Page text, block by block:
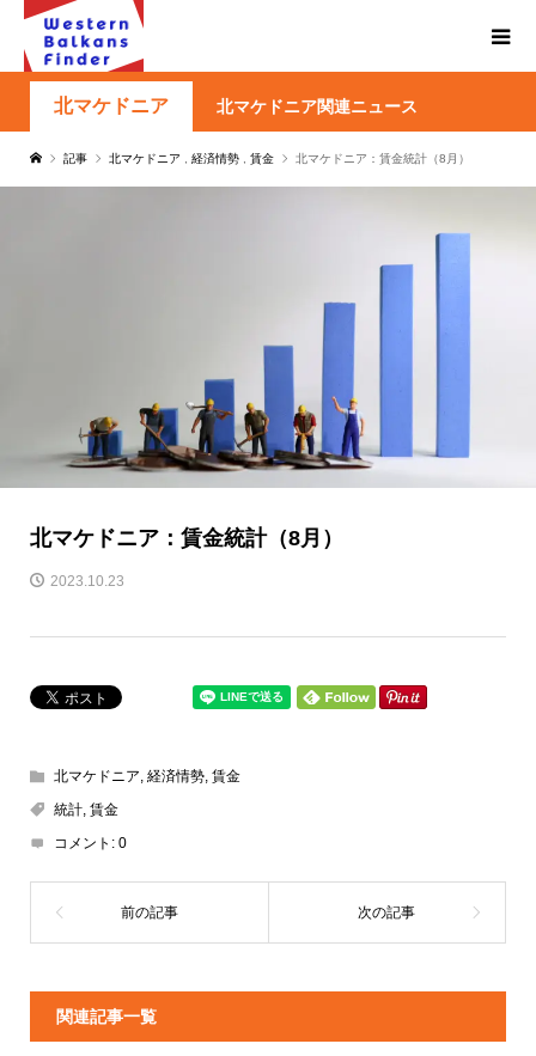
北マケドニア 北マケドニア関連ニュース
記事 北マケドニア 経済情勢 賃金 北マケドニア：賃金統計（8月）
北マケドニア：賃金統計（8月）
2023.10.23
北マケドニア, 経済情勢, 賃金
統計, 賃金
コメント: 0
関連記事一覧